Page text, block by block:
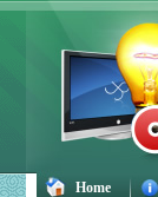
Home